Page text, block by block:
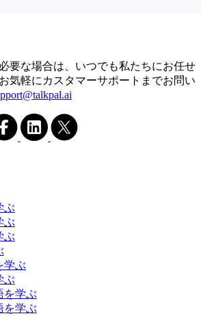
要な場合は、いつでも私たちにお任せ
気軽にカスタマーサポートまでお問い
ぶ
ぶ
ぶ
学ぶ
ぶ
を学ぶ
を学ぶ